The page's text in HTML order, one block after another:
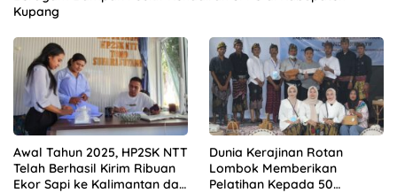
Kupang
Awal Tahun 2025, HP2SK NTT
Telah Berhasil Kirim Ribuan
Ekor Sapi ke Kalimantan dan
Dunia Kerajinan Rotan
Lombok Memberikan
Pelatihan Kepada 50